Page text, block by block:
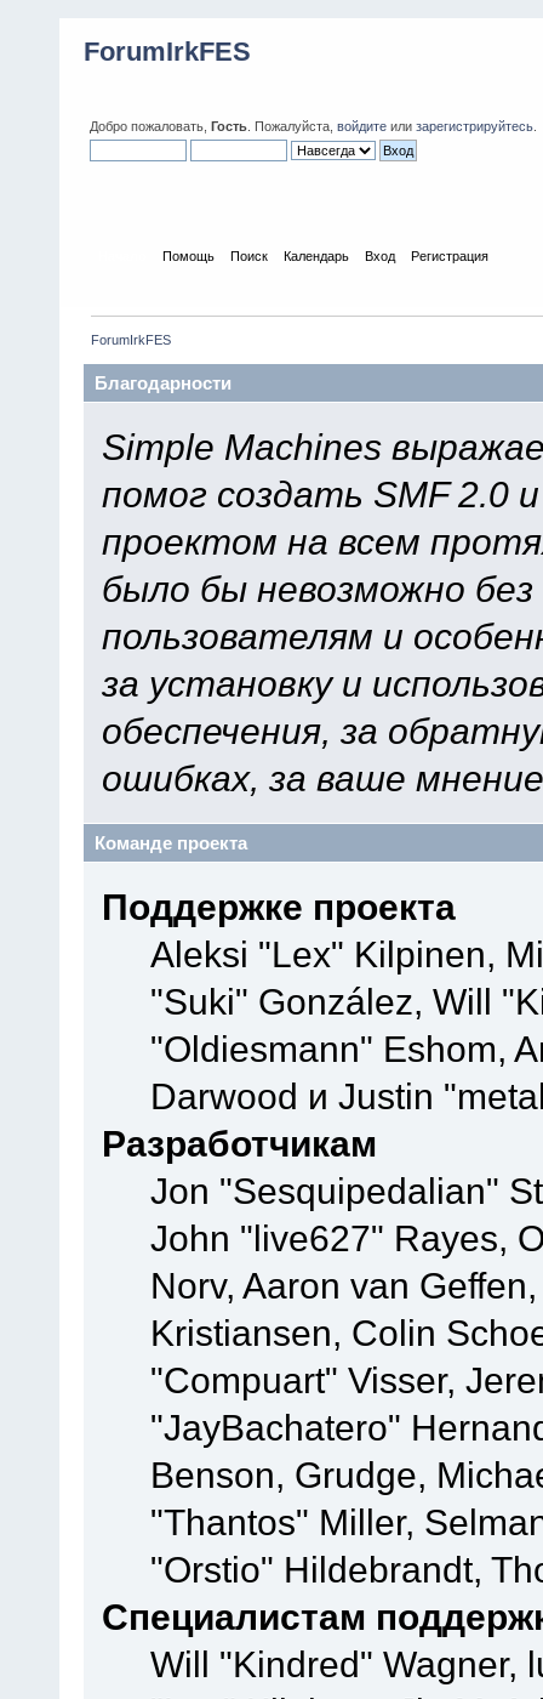
ForumIrkFES
Добро пожаловать, Гость . Пожалуйста, войдите или зарегистрируйтесь
Помощь Поиск Календарь Вход Регистрация
ForumIrkFES
Благодарности
Simple Machines
помог создать SMF 2.0
проектом на всем
было бы невозможно
пользователям и
за установку и
обеспечения, за
ошибках, за ваше
Команде проекта
Поддержке проекта
Aleksi "Lex" Kilpinen,
"Suki" González, Will
"Oldiesmann" Eshom,
Darwood и Justin
Разработчикам
Jon "Sesquipedalian"
John "live627" Rayes,
Norv, Aaron van
Kristiansen, Colin
"Compuart" Visser,
"JayBachatero"
Benson, Grudge,
"Thantos" Miller,
"Orstio" Hildebrandt,
Специалистам
Will "Kindred" Wagner,